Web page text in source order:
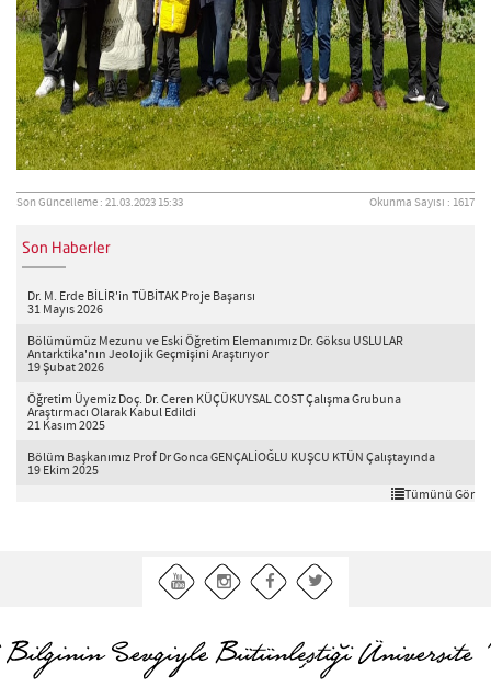
Son Güncelleme : 21.03.2023 15:33 Okunma Sayısı : 1617
Son Haberler
Dr. M. Erde BİLİR'in TÜBİTAK Proje Başarısı
31 Mayıs 2026
Bölümümüz Mezunu ve Eski Öğretim Elemanımız Dr. Göksu USLULAR
Antarktika'nın Jeolojik Geçmişini Araştırıyor
19 Şubat 2026
Öğretim Üyemiz Doç. Dr. Ceren KÜÇÜKUYSAL COST Çalışma Grubuna
Araştırmacı Olarak Kabul Edildi
21 Kasım 2025
Bölüm Başkanımız Prof Dr Gonca GENÇALİOĞLU KUŞCU KTÜN Çalıştayında
19 Ekim 2025
Tümünü Gör